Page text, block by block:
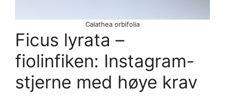
Calathea orbifolia
Ficus lyrata –
fiolinfiken: Instagram-
stjerne med høye krav